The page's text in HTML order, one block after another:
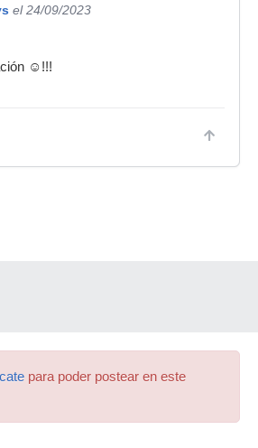
el 24/09/2023
☺️!!!
para poder postear en este